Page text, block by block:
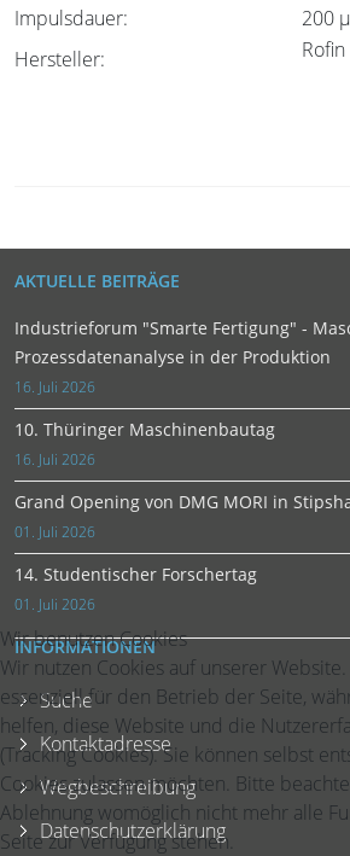
Impulsdauer:
200
Hersteller:
AKTUELLE BEITRÄGE
Industrieforum "Smarte Fertigung" -
Prozessdatenanalyse in der Produktion
16. Juli 2026
10. Thüringer Maschinenbautag
16. Juli 2026
Grand Opening von DMG MORI in
01. Juli 2026
14. Studentischer Forschertag
01. Juli 2026
INFORMATIONEN
Suche
Kontaktadresse
Wegbeschreibung
Datenschutzerklärung
Wir benutzen Cookies
Wir nutzen Cookies auf unserer
essenziell für den Betrieb der Seite,
helfen, diese Website und die
(Tracking Cookies). Sie können selbst
Cookies zulassen möchten. Bitte
Ablehnung womöglich nicht mehr alle
Seite zur Verfügung stehen.